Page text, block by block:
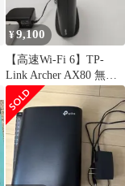
¥9,100
【高速Wi-Fi 6】TP-
Link Archer AX80 無線
LANルーター